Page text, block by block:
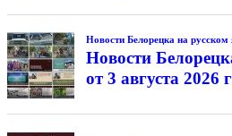
Новости Белорецка на русском
Новости
от 3 августа